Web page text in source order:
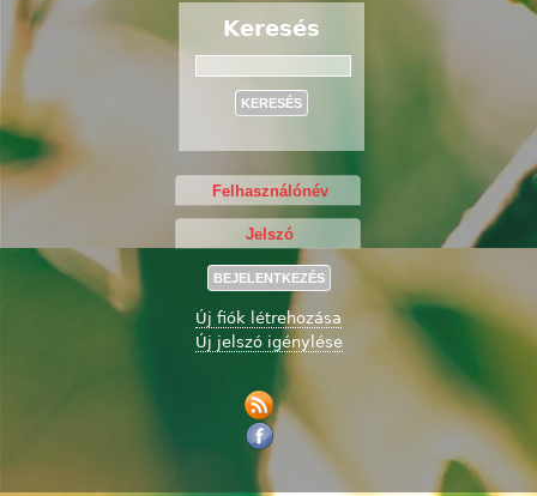
Keresés
Új fiók létrehozása
Új jelszó igénylése